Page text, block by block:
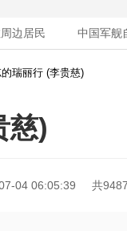
居民 中国军舰
瑞丽行 (李贵慈)
慈)
04 06:05:39 共